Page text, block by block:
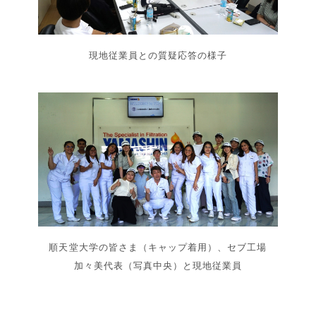
現地従業員との質疑応答の様子
順天堂大学の皆さま（キャップ着用）、セブ工場
加々美代表（写真中央）と現地従業員